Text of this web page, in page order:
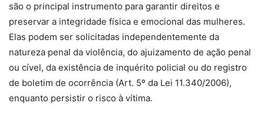
são o principal instrumento para garantir direitos e
preservar a integridade física e emocional das mulheres.
Elas podem ser solicitadas independentemente da
natureza penal da violência, do ajuizamento de ação penal
ou cível, da existência de inquérito policial ou do registro
de boletim de ocorrência (Art. 5º da Lei 11.340/2006),
enquanto persistir o risco à vítima.